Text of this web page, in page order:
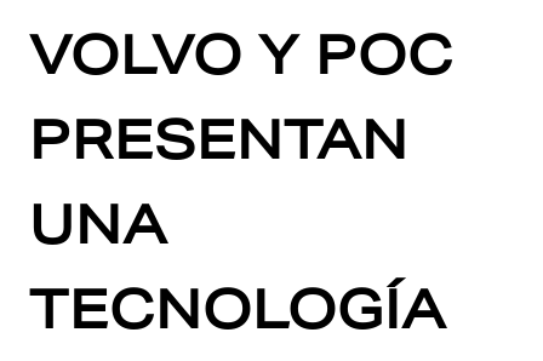
VOLVO Y POC
PRESENTAN
UNA
TECNOLOGÍA